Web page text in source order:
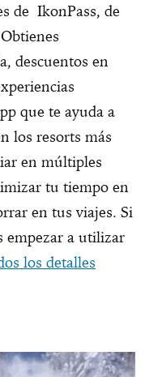
de IkonPass, de
descuentos en
que te ayuda a
los resorts más
en múltiples
tu tiempo en
en tus viajes. Si
empezar a utilizar
los detalles